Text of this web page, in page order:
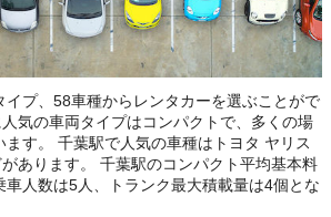
イプ、58車種からレンタカーを選ぶことがで
気の車両タイプはコンパクトで、多くの場
す。 千葉駅で人気の車種はトヨタ ヤリス
あります。 千葉駅のコンパクト平均基本料
人数は5人、トランク最大積載量は4個とな